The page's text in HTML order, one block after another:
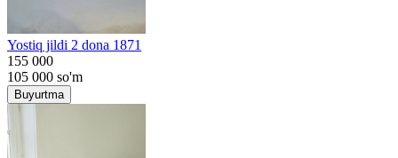
Yostiq jildi 2 dona 1871
155 000
105 000 so'm
Buyurtma